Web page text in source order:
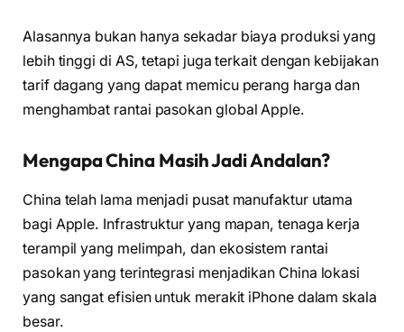
Alasannya bukan hanya sekadar biaya produksi yang
lebih tinggi di AS, tetapi juga terkait dengan kebijakan
tarif dagang yang dapat memicu perang harga dan
menghambat rantai pasokan global Apple.
Mengapa China Masih Jadi Andalan?
China telah lama menjadi pusat manufaktur utama
bagi Apple. Infrastruktur yang mapan, tenaga kerja
terampil yang melimpah, dan ekosistem rantai
pasokan yang terintegrasi menjadikan China lokasi
yang sangat efisien untuk merakit iPhone dalam skala
besar.